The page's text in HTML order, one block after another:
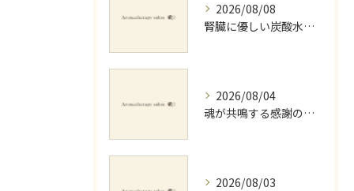
2026/08/08
腎臓に優しい炭酸水とミネラルでデトックス法
2026/08/04
魂が共鳴する感謝の心と天地創造
2026/08/03